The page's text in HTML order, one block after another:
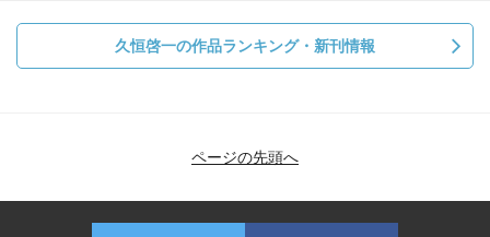
久恒啓一の作品ランキング・新刊情報
ページの先頭へ